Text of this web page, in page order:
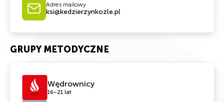
Adres mailowy
ksi@kedzierzynkozle.pl
GRUPY METODYCZNE
Wędrownicy
16–21 lat